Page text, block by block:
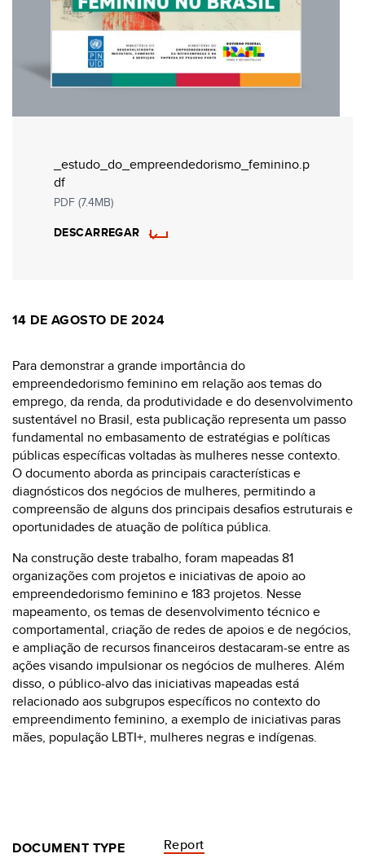
_estudo_do_empreendedorismo_feminino.p
df
PDF (7.4MB)
DESCARREGAR
14 DE AGOSTO DE 2024
Para demonstrar a grande importância do
empreendedorismo feminino em relação aos temas do
emprego, da renda, da produtividade e do desenvolvimento
sustentável no Brasil, esta publicação representa um passo
fundamental no embasamento de estratégias e políticas
públicas específicas voltadas às mulheres nesse contexto.
O documento aborda as principais características e
diagnósticos dos negócios de mulheres, permitindo a
compreensão de alguns dos principais desafios estruturais e
oportunidades de atuação de política pública.
Na construção deste trabalho, foram mapeadas 81
organizações com projetos e iniciativas de apoio ao
empreendedorismo feminino e 183 projetos. Nesse
mapeamento, os temas de desenvolvimento técnico e
comportamental, criação de redes de apoios e de negócios,
e ampliação de recursos financeiros destacaram-se entre as
ações visando impulsionar os negócios de mulheres. Além
disso, o público-alvo das iniciativas mapeadas está
relacionado aos subgrupos específicos no contexto do
empreendimento feminino, a exemplo de iniciativas paras
mães, população LBTI+, mulheres negras e indígenas.
DOCUMENT TYPE
Report